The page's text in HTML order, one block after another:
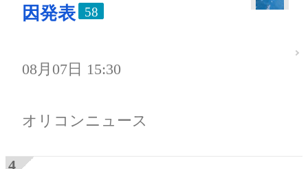
因発表
58
08月07日 15:30
オリコンニュース